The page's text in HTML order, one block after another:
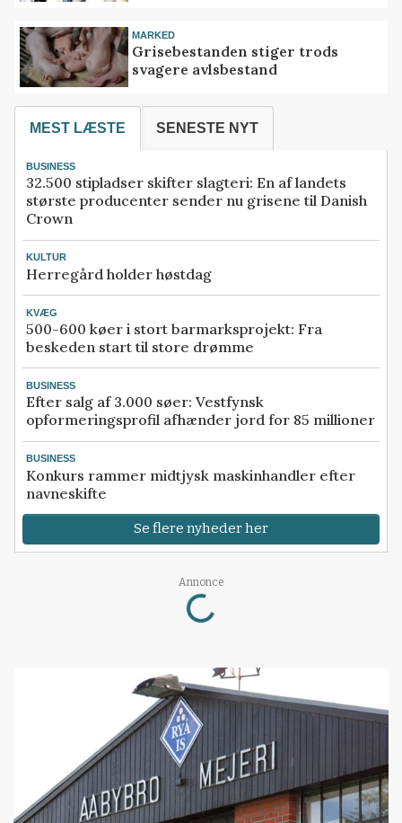
MARKED
Grisebestanden stiger trods
svagere avlsbestand
MEST LÆSTE SENESTE NYT
BUSINESS
32.500 stipladser skifter slagteri: En af landets
største producenter sender nu grisene til Danish
Crown
KULTUR
Herregård holder høstdag
KVÆG
500-600 køer i stort barmarksprojekt: Fra
beskeden start til store drømme
BUSINESS
Efter salg af 3.000 søer: Vestfynsk
opformeringsprofil afhænder jord for 85 millioner
BUSINESS
Konkurs rammer midtjysk maskinhandler efter
navneskifte
Se flere nyheder her
Annonce
Loading...